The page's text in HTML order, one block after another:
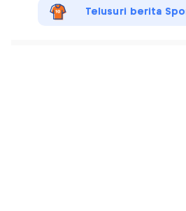
Telusuri berita